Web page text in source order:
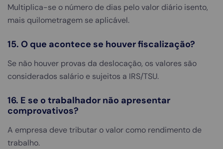
Multiplica-se o número de dias pelo valor diário isento,
mais quilometragem se aplicável.
15. O que acontece se houver fiscalização?
Se não houver provas da deslocação, os valores são
considerados salário e sujeitos a IRS/TSU.
16. E se o trabalhador não apresentar
comprovativos?
A empresa deve tributar o valor como rendimento de
trabalho.